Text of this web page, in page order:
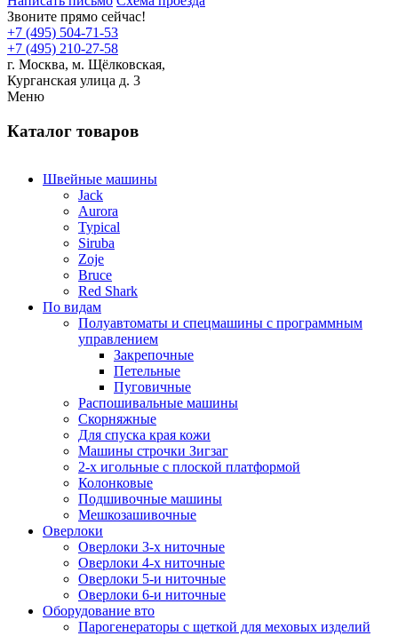
Звоните прямо сейчас!
+7 (495) 504-71-53
+7 (495) 210-27-58
г. Москва, м. Щёлковская,
Курганская улица д. 3
Меню
Каталог товаров
Швейные машины
Jack
Aurora
Typical
Siruba
Zoje
Bruce
Red Shark
По видам
Полуавтоматы и спецмашины с программным
управлением
Закрепочные
Петельные
Пуговичные
Распошивальные машины
Скорняжные
Для спуска края кожи
Машины строчки Зигзаг
2-х игольные с плоской платформой
Колонковые
Подшивочные машины
Мешкозашивочные
Оверлоки
Оверлоки 3-х ниточные
Оверлоки 4-х ниточные
Оверлоки 5-и ниточные
Оверлоки 6-и ниточные
Оборудование вто
Парогенераторы с щеткой для меховых изделий